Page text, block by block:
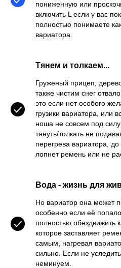
пониженную или
включить L если у вас
полностью понимаете
вариатора.
Тянем и толкаем...
Груженый прицеп,
также чистим снег
это если нет особого
грузики вариатора, или
ноша не совсем под
тянуть/толкать не
перегрева вариатора,
лопнет ремень или не
Вода - жизнь для
Но вариатор она может
особенно если её
полностью обездвижить
которое заставляет
самым, нагревая
сильно. Если не
неминуем.